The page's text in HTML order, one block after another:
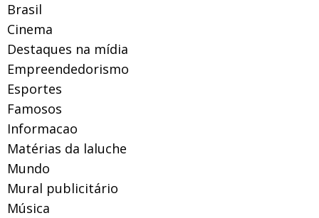
Brasil
Cinema
Destaques na mídia
Empreendedorismo
Esportes
Famosos
Informacao
Matérias da laluche
Mundo
Mural publicitário
Música